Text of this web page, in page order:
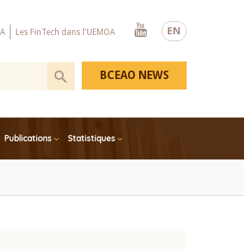
EN
Les FinTech dans l'UEMOA
Youtube
Publications Statistiques
BCEAO NEWS